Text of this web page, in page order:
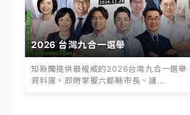
2026 台灣九合一選舉
知新聞提供最權威的2026台灣九合一選舉
資料庫。即時掌握六都縣市長、議...